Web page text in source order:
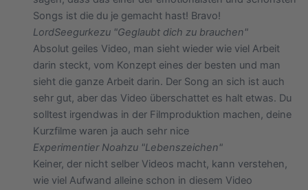
Songs ist die du je gemacht hast! Bravo!
LordSeegurkezu "Geglaubt dich zu brauchen"
Absolut geiles Video, man sieht wieder wie viel Arbeit
darin steckt, vom Konzept eines der besten und man
sieht die ganze Arbeit darin. Der Song an sich ist auch
sehr gut, aber das Video überschattet es halt etwas. Du
solltest irgendwas in der Filmproduktion machen, deine
Kurzfilme waren ja auch sehr nice
Experimentier Noahzu "Lebenszeichen"
Keiner, der nicht selber Videos macht, kann verstehen,
wie viel Aufwand alleine schon in diesem Video